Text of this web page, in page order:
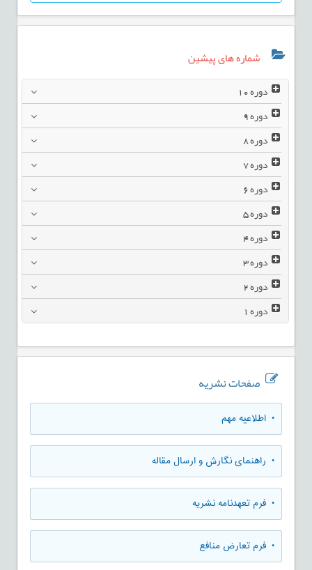
شماره های پیشین
دوره10
دوره9
دوره8
دوره7
دوره6
دوره5
دوره4
دوره3
دوره2
دوره1
صفحات نشریه
• اطلاعیه مهم
• راهنمای نگارش و ارسال مقاله
• فرم تعهدنامه نشریه
• فرم تعارض منافع